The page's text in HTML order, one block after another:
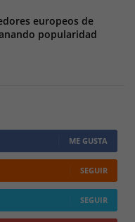
europeos de
popularidad
ME GUSTA
SEGUIR
SEGUIR